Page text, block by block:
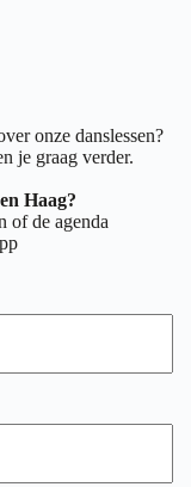
onze danslessen?
je graag verder.
Haag?
of de agenda